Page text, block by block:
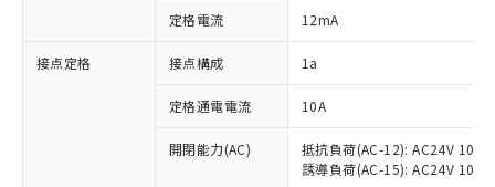
定格電流 12mA
接点定格 接点構成 1a
定格通電電流 10A
開閉能力(AC)
抵抗負荷(AC-12): AC24V 10A/
誘導負荷(AC-15): AC24V
ご利用条件
以下の条件をお読みいただき、同意のうえ
対応済み：EU RoHS指令（10物質）の
非含有に対応した製品が提供可能な商品で
す。
対応予定：EU RoHS指令（10物質）の非含
有に対応した製品に切り替える予定のある
対応予定なし：EU RoHS指令（10物質）の
非含有に非対応の商品で、対応品を出す予